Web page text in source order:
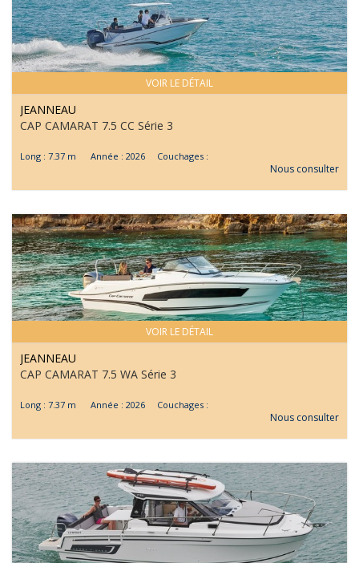
VOIR LE DÉTAIL
JEANNEAU
CAP CAMARAT 7.5 CC Série 3
Long : 7.37 m Année : 2026 Couchages :
Nous consulter
VOIR LE DÉTAIL
JEANNEAU
CAP CAMARAT 7.5 WA Série 3
Long : 7.37 m Année : 2026 Couchages :
Nous consulter